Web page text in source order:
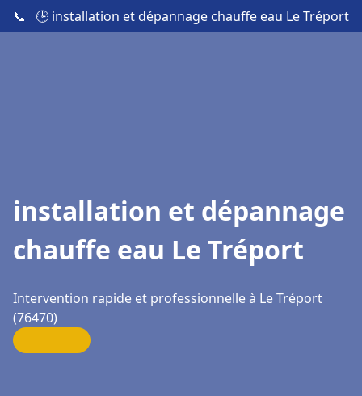
📞 🕒 installation et dépannage chauffe eau Le Tréport
installation et dépannage
chauffe eau Le Tréport
Intervention rapide et professionnelle à Le Tréport
(76470)